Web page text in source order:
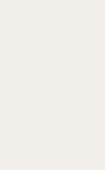
Kanarischen
hat der er eine
7 Millionen
Hochsaison deutlich
für den
gut ausgestatteten
dazu bei, dass die
egal ob sie ankommen
eine breite Palette an
der dir den Start
wie möglich macht.